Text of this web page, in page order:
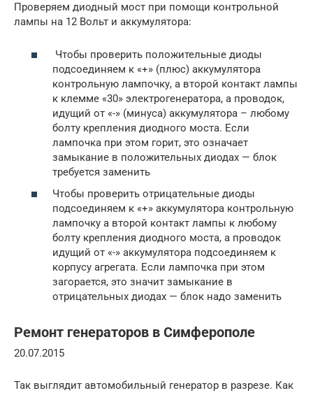
Проверяем диодный мост при помощи контрольной
лампы на 12 Вольт и аккумулятора:
Чтобы проверить положительные диоды
подсоединяем к «+» (плюс) аккумулятора
контрольную лампочку, а второй контакт лампы
к клемме «30» электрогенератора, а проводок,
идущий от «-» (минуса) аккумулятора – любому
болту крепления диодного моста. Если
лампочка при этом горит, это означает
замыкание в положительных диодах — блок
требуется заменить
Чтобы проверить отрицательные диоды
подсоединяем к «+» аккумулятора контрольную
лампочку а второй контакт лампы к любому
болту крепления диодного моста, а проводок
идущий от «-» аккумулятора подсоединяем к
корпусу агрегата. Если лампочка при этом
загорается, это значит замыкание в
отрицательных диодах — блок надо заменить
Ремонт генераторов в Симферополе
20.07.2015
Так выглядит автомобильный генератор в разрезе. Как